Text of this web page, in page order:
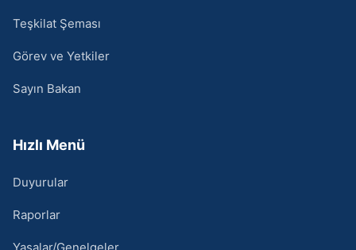
Teşkilat Şeması
Görev ve Yetkiler
Sayın Bakan
Hızlı Menü
Duyurular
Raporlar